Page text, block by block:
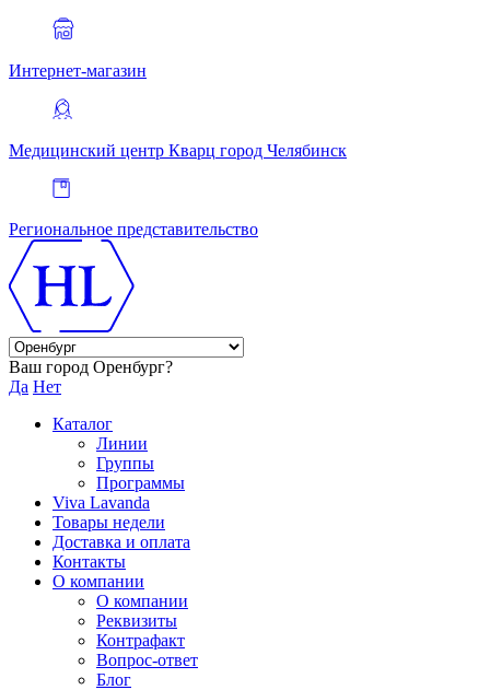
Интернет-магазин
Медицинский центр Кварц город Челябинск
Региональное представительство
Ваш город Оренбург?
Да Нет
Каталог
Линии
Группы
Программы
Viva Lavanda
Товары недели
Доставка и оплата
Контакты
О компании
О компании
Реквизиты
Контрафакт
Вопрос-ответ
Блог